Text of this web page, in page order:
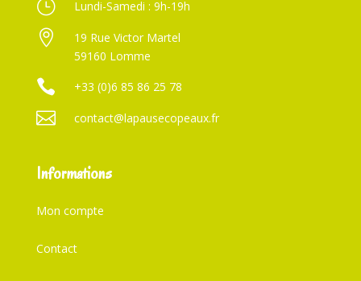
} Lundi-Samedi : 9h-19h

19 Rue Victor Martel
59160 Lomme
 +33 (0)6 85 86 25 78
 contact@lapausecopeaux.fr
Informations
Mon compte
Contact